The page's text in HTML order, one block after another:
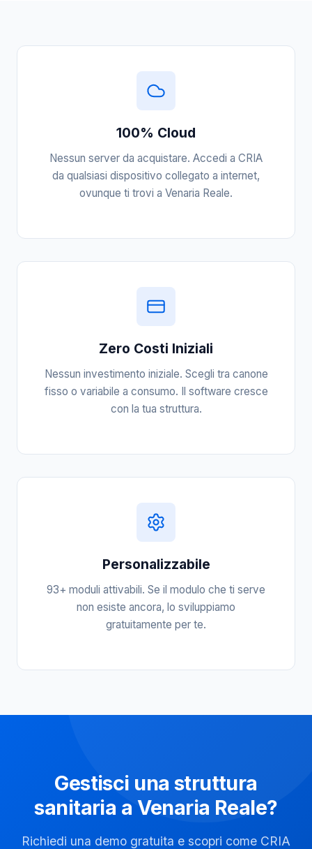
100% Cloud
Nessun server da acquistare. Accedi a CRIA
da qualsiasi dispositivo collegato a internet,
ovunque ti trovi a Venaria Reale.
Zero Costi Iniziali
Nessun investimento iniziale. Scegli tra canone
fisso o variabile a consumo. Il software cresce
con la tua struttura.
Personalizzabile
93+ moduli attivabili. Se il modulo che ti serve
non esiste ancora, lo sviluppiamo
gratuitamente per te.
Gestisci una struttura
sanitaria a Venaria Reale?
Richiedi una demo gratuita e scopri come CRIA